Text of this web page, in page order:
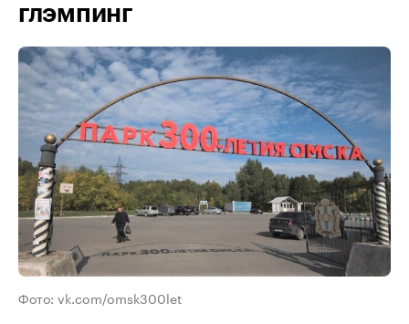
глэмпинг
Фото: vk.com/omsk300let